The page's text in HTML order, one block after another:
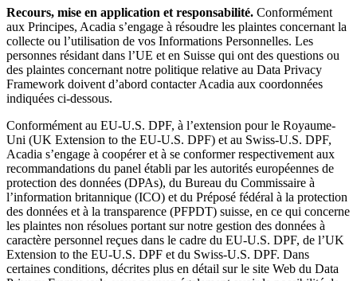
Recours, mise en application et responsabilité. Conformément
aux Principes, Acadia s’engage à résoudre les plaintes concernant la
collecte ou l’utilisation de vos Informations Personnelles. Les
personnes résidant dans l’UE et en Suisse qui ont des questions ou
des plaintes concernant notre politique relative au Data Privacy
Framework doivent d’abord contacter Acadia aux coordonnées
indiquées ci-dessous.
Conformément au EU-U.S. DPF, à l’extension pour le Royaume-
Uni (UK Extension to the EU-U.S. DPF) et au Swiss-U.S. DPF,
Acadia s’engage à coopérer et à se conformer respectivement aux
recommandations du panel établi par les autorités européennes de
protection des données (DPAs), du Bureau du Commissaire à
l’information britannique (ICO) et du Préposé fédéral à la protection
des données et à la transparence (PFPDT) suisse, en ce qui concerne
les plaintes non résolues portant sur notre gestion des données à
caractère personnel reçues dans le cadre du EU-U.S. DPF, de l’UK
Extension to the EU-U.S. DPF et du Swiss-U.S. DPF. Dans
certaines conditions, décrites plus en détail sur le site Web du Data